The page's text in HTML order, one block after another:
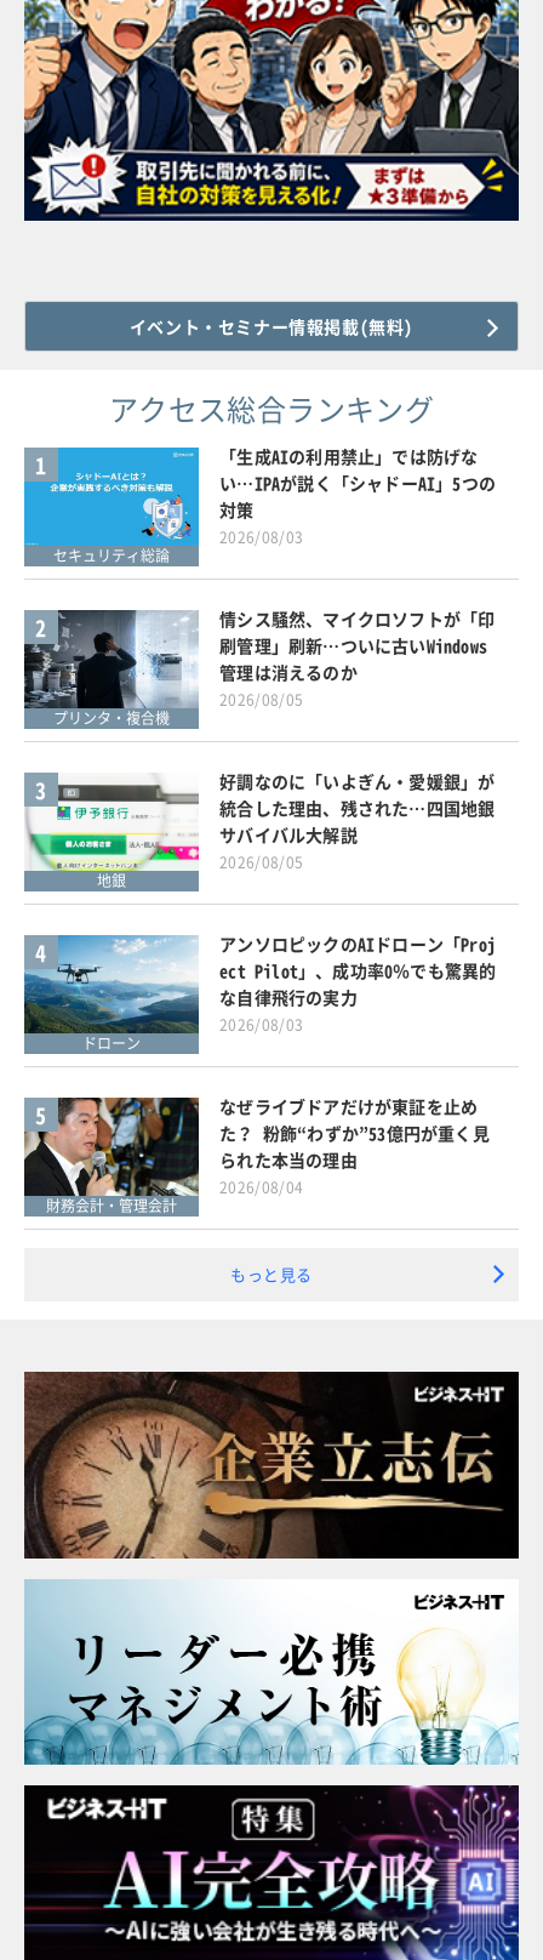
イベント・セミナー情報掲載(無料)
アクセス総合ランキング
1
セキュリティ総論
「生成AIの利用禁止」では防げな
い…IPAが説く「シャドーAI」5つの
対策
2026/08/03
2
プリンタ・複合機
情シス騒然、マイクロソフトが「印
刷管理」刷新…ついに古いWindows
管理は消えるのか
2026/08/05
3
地銀
好調なのに「いよぎん・愛媛銀」が
統合した理由、残された…四国地銀
サバイバル大解説
2026/08/05
4
ドローン
アンソロピックのAIドローン「Proj
ect Pilot」、成功率0％でも驚異的
な自律飛行の実力
2026/08/03
5
財務会計・管理会計
なぜライブドアだけが東証を止め
た？ 粉飾“わずか”53億円が重く見
られた本当の理由
2026/08/04
もっと見る